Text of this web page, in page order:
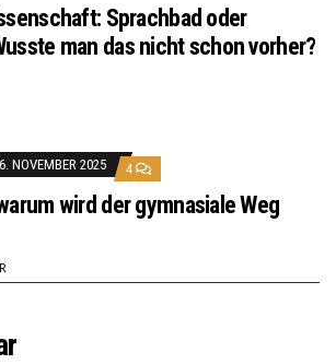
Sprachbad oder
man das nicht schon vorher?
NOVEMBER 2025 4
wird der gymnasiale Weg